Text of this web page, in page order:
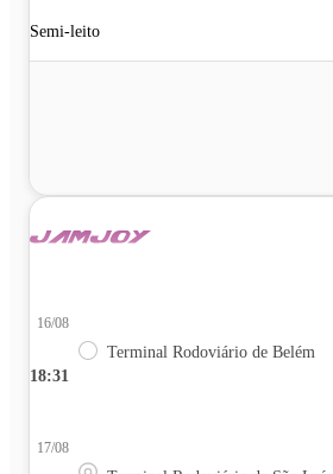
Semi-leito
18:31
16/08
Terminal Rodoviário de Belém
17/08